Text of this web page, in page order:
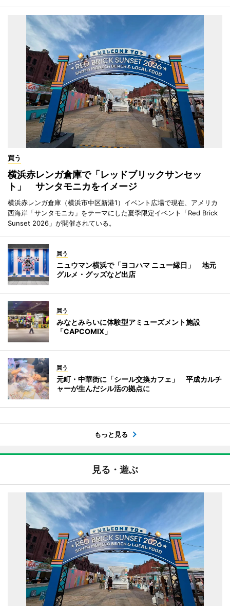
買う
横浜赤レンガ倉庫で「レッドブリックサンセッ
ト」 サンタモニカをイメージ
横浜赤レンガ倉庫（横浜市中区新港1）イベント広場で現在、アメリカ
西海岸「サンタモニカ」をテーマにした夏季限定イベント「Red Brick
Sunset 2026」が開催されている。
買う
ニュウマン横浜で「ヨコハマ ニュー縁日」 地元
グルメ・グッズなど出店
買う
みなとみらいに体験型アミューズメント施設
「CAPCOMIX」
買う
元町・中華街に「シール交換カフェ」 平成カルチ
ャーが生んだシル活の拠点に
もっと見る
見る・遊ぶ